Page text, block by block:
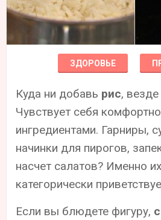
ЗДОРОВЬЕ
Куда ни добавь рис,
Чувствует себя
ингредиентами. Гарниры,
начинки для пирогов,
насчет салатов? Именно их
категорически
Если вы блюдете фигуру,